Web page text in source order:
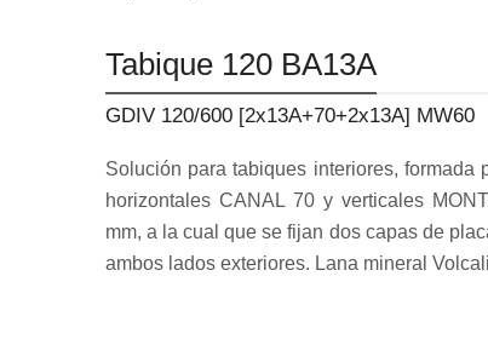
Tabique 120 BA13A
GDIV 120/600 [2x13A+70+2x13A] MW60
Solución para tabiques interiores, formada
horizontales CANAL 70 y verticales
mm, a la cual que se fijan dos capas de
ambos lados exteriores. Lana mineral